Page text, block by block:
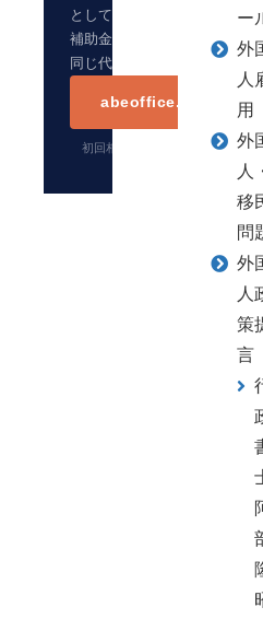
としてつながっていることが
補助金・省力化投資・創業支
同じ代表が運営する事務所サ
abeoffice.net を見る
初回相談無料・電話・オンライン
ー
外
人
用
外
人
移
問
外
人
策
言